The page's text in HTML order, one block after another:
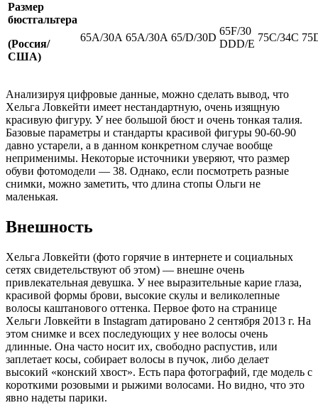
Размер
бюстгальтера
(Россия/
США)
65А/30A 65А/30A 65/D/30D
65F/30
DDD/E
75C/34C
Анализируя цифровые данные, можно сделать вывод, что
Хельга Ловкейти имеет нестандартную, очень изящную
красивую фигуру. У нее большой бюст и очень тонкая талия.
Базовые параметры и стандарты красивой фигуры 90-60-90
давно устарели, а в данном конкретном случае вообще
неприменимы. Некоторые источники уверяют, что размер
обуви фотомодели — 38. Однако, если посмотреть разные
снимки, можно заметить, что длина стопы Ольги не
маленькая.
Внешность
Хельга Ловкейти (фото горячие в интернете и социальных
сетях свидетельствуют об этом) — внешне очень
привлекательная девушка. У нее выразительные карие глаза,
красивой формы брови, высокие скулы и великолепные
волосы каштанового оттенка. Первое фото на странице
Хельги Ловкейти в Instagram датировано 2 сентября 2013 г. На
этом снимке и всех последующих у нее волосы очень
длинные. Она часто носит их, свободно распустив, или
заплетает косы, собирает волосы в пучок, либо делает
высокий «конский хвост». Есть пара фотографий, где модель с
короткими розовыми и рыжими волосами. Но видно, что это
явно надеты парики.